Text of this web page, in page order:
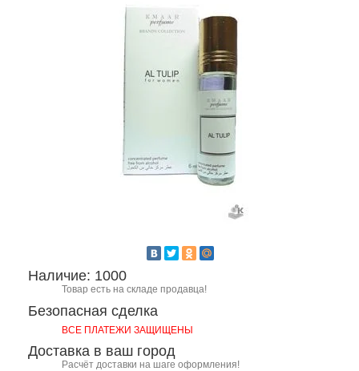
Наличие: 1000
Товар есть на складе продавца!
Безопасная сделка
ВСЕ ПЛАТЕЖИ ЗАЩИЩЕНЫ
Доставка в ваш город
Расчёт доставки на шаге оформления!